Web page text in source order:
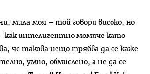
мила моя – той говори високо, но
– как интелигентно момиче като
че такова нещо трябва да се каже
умно, обмислено, а не да се